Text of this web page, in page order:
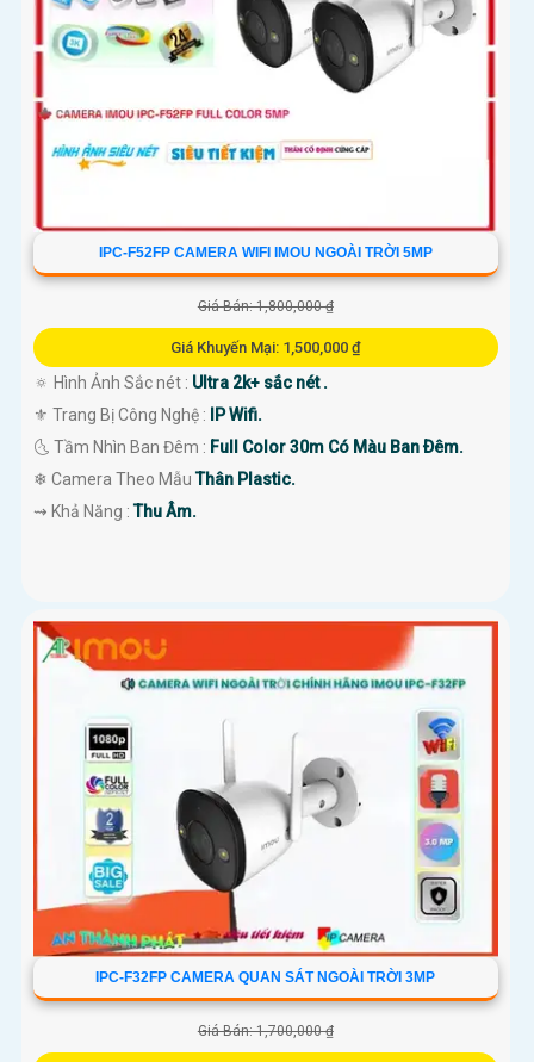
IPC-F52FP CAMERA WIFI IMOU NGOÀI TRỜI 5MP
Giá Bán: 1,800,000 ₫
Giá Khuyến Mại: 1,500,000 ₫
🔅 Hình Ảnh Sắc nét : Ultra 2k+ sắc nét .
⚜️ Trang Bị Công Nghệ :
IP Wifi.
🌜 Tầm Nhìn Ban Đêm : Full Color 30m Có Màu Ban Ðêm.
❄ Camera Theo MẫuThân Plastic.
️⇝ Khả Năng :Thu Âm.
IPC-F32FP CAMERA QUAN SÁT NGOÀI TRỜI 3MP
Giá Bán: 1,700,000 ₫